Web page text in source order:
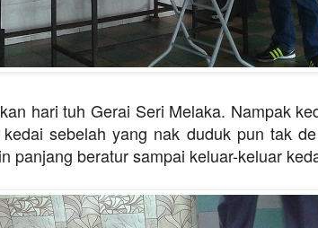
hari tuh Gerai Seri Melaka. Nampak
sebelah yang nak duduk pun tak
panjang beratur sampai keluar-keluar